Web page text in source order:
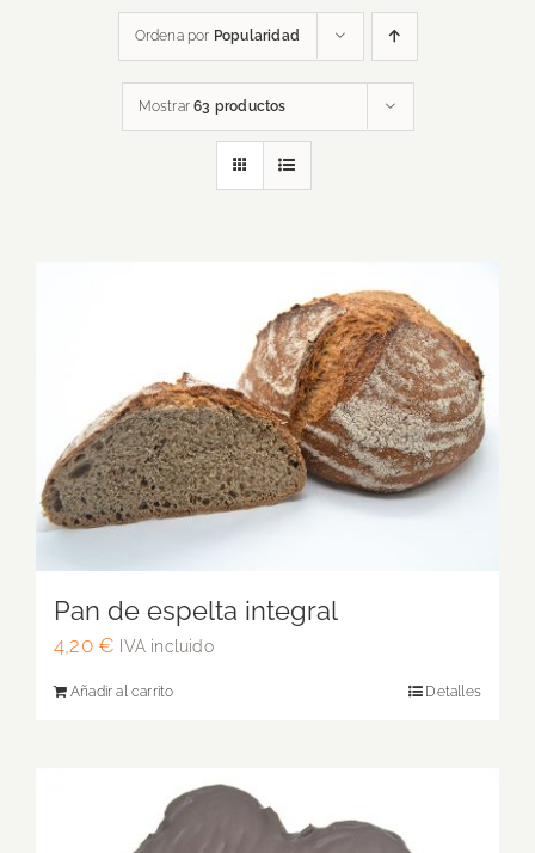
Ordena por Popularidad
Mostrar63 productos
Pan de espelta integral
4,20 € IVA incluido
Añadir al carrito Detalles